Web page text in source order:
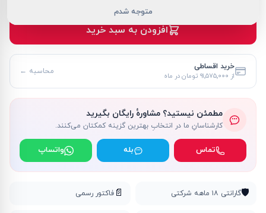
افزودن به سبد خرید
خرید اقساطی
از ۹۱٬۵۷۵٬۰۰۰ تومان در ماه محاسبه ←
مطمئن نیستید؟ مشاورهٔ رایگان بگیرید
کارشناسانِ ما در انتخابِ بهترین گزینه کمکتان می‌کنند.
تماس بله واتساپ
🛡️گارانتی ۱۸ ماهه شرکتی 📄 فاکتور رسمی
متوجه شدم